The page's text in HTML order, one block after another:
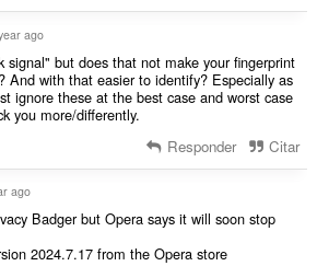
ago
signal" but does that not make your fingerprint
And with that easier to identify? Especially as
ignore these at the best case and worst case
you more/differently.
Responder Citar
ago
Badger but Opera says it will soon stop
2024.7.17 from the Opera store